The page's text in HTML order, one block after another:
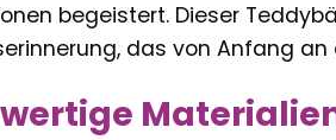
begeistert. Dieser
das von Anfang